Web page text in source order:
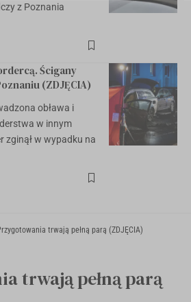
z Poznania
Ścigany
(ZDJĘCIA)
obława i
w innym
zginął w wypadku na
trwają pełną parą (ZDJĘCIA)
trwają pełną parą